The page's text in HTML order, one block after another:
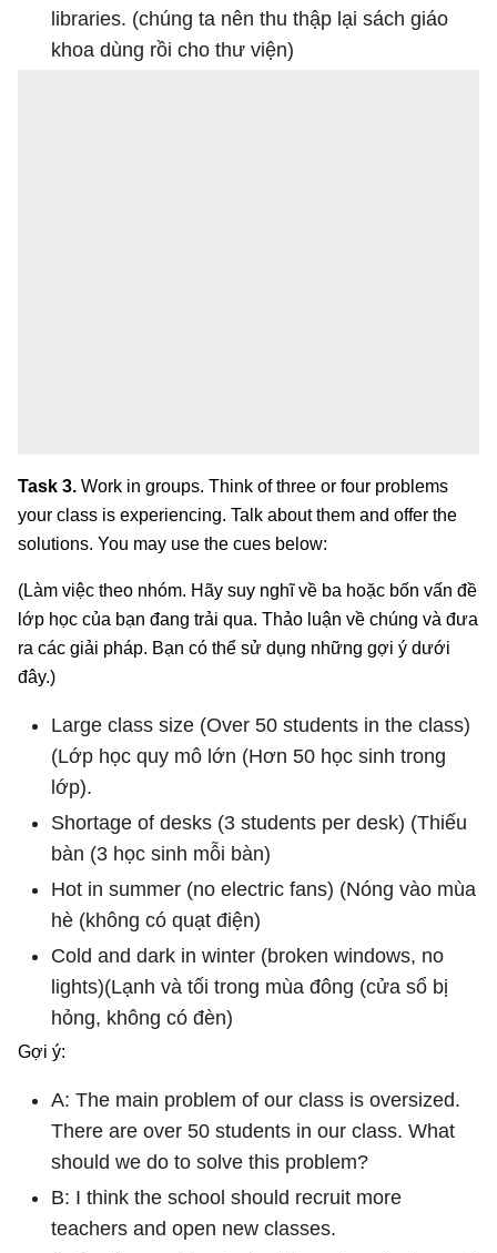
libraries. (chúng ta nên thu thập lại sách giáo
khoa dùng rồi cho thư viện)
Task 3. Work in groups. Think of three or four problems
your class is experiencing. Talk about them and offer the
solutions. You may use the cues below:
(Làm việc theo nhóm. Hãy suy nghĩ về ba hoặc bốn vấn đề
lớp học của bạn đang trải qua. Thảo luận về chúng và đưa
ra các giải pháp. Bạn có thể sử dụng những gợi ý dưới
đây.)
Large class size (Over 50 students in the class)
(Lớp học quy mô lớn (Hơn 50 học sinh trong
lớp).
Shortage of desks (3 students per desk) (Thiếu
bàn (3 học sinh mỗi bàn)
Hot in summer (no electric fans) (Nóng vào mùa
hè (không có quạt điện)
Cold and dark in winter (broken windows, no
lights)(Lạnh và tối trong mùa đông (cửa sổ bị
hỏng, không có đèn)
Gợi ý:
A: The main problem of our class is oversized.
There are over 50 students in our class. What
should we do to solve this problem?
B: I think the school should recruit more
teachers and open new classes.